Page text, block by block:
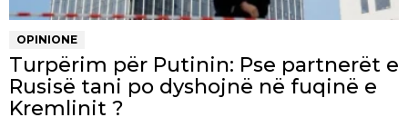
OPINIONE
Turpërim për Putinin: Pse partnerët e
Rusisë tani po dyshojnë në fuqinë e
Kremlinit ?